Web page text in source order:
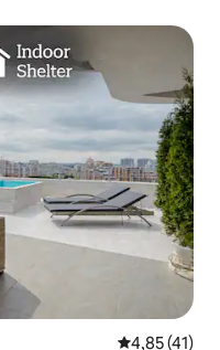
Gemiddelde
4,85 (41)